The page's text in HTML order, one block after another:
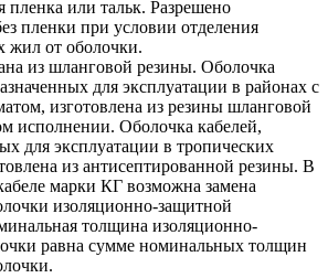
пленка или тальк. Разрешено
пленки при условии отделения
жил от оболочки.
из шланговой резины. Оболочка
для эксплуатации в районах с
изготовлена из резины шланговой
исполнении. Оболочка кабелей,
для эксплуатации в тропических
из антисептированной резины. В
марки КГ возможна замена
изоляционно-защитной
толщина изоляционно-
равна сумме номинальных толщин